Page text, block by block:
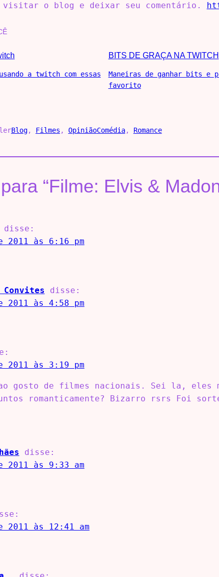
visitar o blog e deixar seu comentário.
a twitch com essas
BITS DE GRAÇA NA TWITCH
Maneiras de ganhar bits e
favorito
Blog, Filmes , OpiniãoComédia, Romance
“Filme: Elvis &
disse:
2011 às 6:16 pm
Convites
disse:
2011 às 4:58 pm
2011 às 3:19 pm
gosto de filmes nacionais. Sei la, eles
romanticamente? Bizarro rsrs Foi
disse:
2011 às 9:33 am
2011 às 12:41 am